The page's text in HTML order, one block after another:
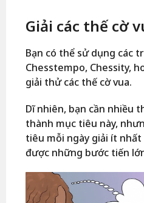
Giải các thế cờ
Bạn có thể sử dụng các
Chesstempo, Chessity,
giải thử các thế cờ vua.
Dĩ nhiên, bạn cần nhiều
thành mục tiêu này,
tiêu mỗi ngày giải ít
được những bước tiến